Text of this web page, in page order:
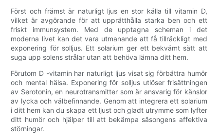
Först och främst är naturligt ljus en stor källa till vitamin D,
vilket är avgörande för att upprätthålla starka ben och ett
friskt immunsystem. Med de upptagna scheman i det
moderna livet kan det vara utmanande att få tillräckligt med
exponering för solljus. Ett solarium ger ett bekvämt sätt att
suga upp solens strålar utan att behöva lämna ditt hem.
Förutom D -vitamin har naturligt ljus visat sig förbättra humör
och mental hälsa. Exponering för solljus utlöser frisättningen
av Serotonin, en neurotransmitter som är ansvarig för känslor
av lycka och välbefinnande. Genom att integrera ett solarium
i ditt hem kan du skapa ett ljust och gladt utrymme som lyfter
ditt humör och hjälper till att bekämpa säsongens affektiva
störningar.